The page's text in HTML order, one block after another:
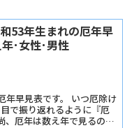
53年生まれの厄年早
･女性･男性
年早見表です。 いつ厄除け
で振り返れるように『厄
、厄年は数え年で見るので